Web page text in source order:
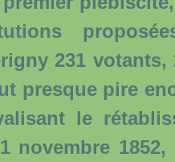
231 votants,
presque pire
le
novembre